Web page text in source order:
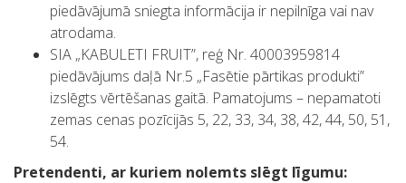
piedāvājumā sniegta informācija ir nepilnīga vai nav
atrodama.
SIA „KABULETI FRUIT”, reģ Nr. 40003959814
piedāvājums daļā Nr.5 „Fasētie pārtikas produkti”
izslēgts vērtēšanas gaitā. Pamatojums – nepamatoti
zemas cenas pozīcijās 5, 22, 33, 34, 38, 42, 44, 50, 51,
54.
Pretendenti, ar kuriem nolemts slēgt līgumu: